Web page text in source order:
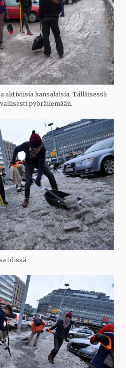
aktiviisia kansalaisia. Tälläisessä
pyöräilemään.
töissä